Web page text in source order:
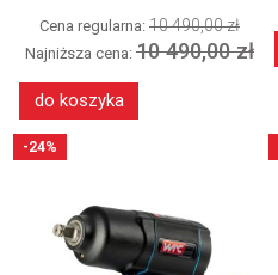
Cena regularna: 10 490,00 zł
Najniższa cena: 10 490,00 zł
do koszyka
-24%